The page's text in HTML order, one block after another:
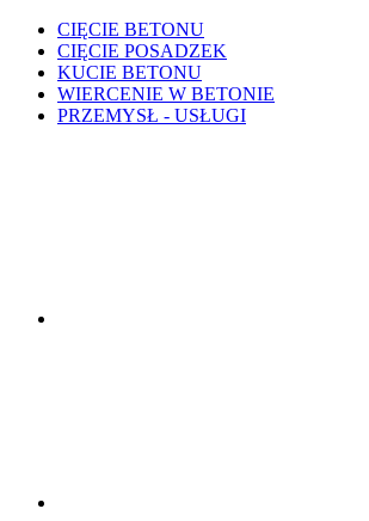
CIĘCIE BETONU
CIĘCIE POSADZEK
KUCIE BETONU
WIERCENIE W BETONIE
PRZEMYSŁ - USŁUGI